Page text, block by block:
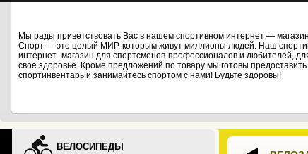
Мы рады приветствовать Вас в нашем спортивном интернет —
Спорт — это целый МИР, которым живут миллионы людей. Наш
интернет- магазин для спортсменов-профессионалов и любителей,
свое здоровье. Кроме предложений по товару мы готовы
спортинвентарь и занимайтесь спортом с нами! Будьте здоровы!
ВЕЛОСИПЕДЫ